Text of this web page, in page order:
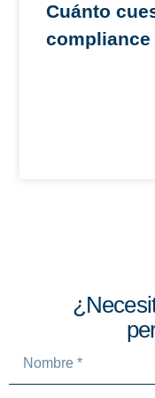
Cuánto
compliance